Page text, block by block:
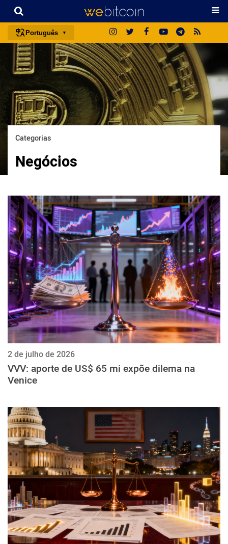
Português
português (BR)
english
español
français
italiano
日本語
中文
한국어
العربية
ไทย
ქართული
polski
vietnamese
Categorias
Negócios
2 de julho de 2026
VVV: aporte de US$ 65 mi expõe dilema na
Venice